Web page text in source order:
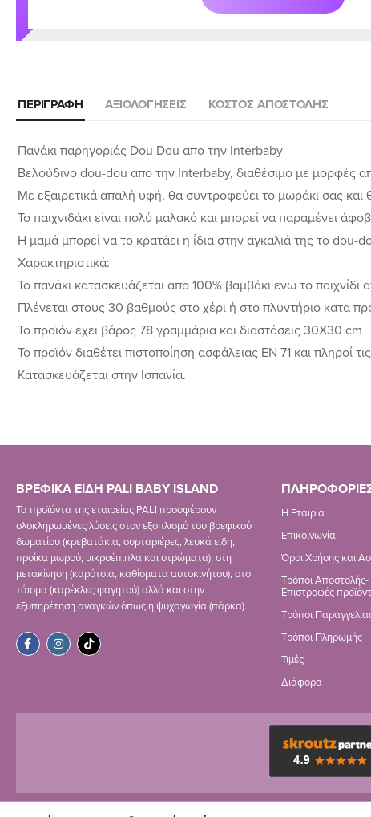
ΠΕΡΙΓΡΑΦΉ ΑΞΙΟΛΟΓΉΣΕΙΣ ΚΌΣΤΟΣ ΑΠΟΣΤΟΛΉΣ
Πανάκι παρηγοριάς Dou Dou απο την Interbaby
Βελούδινο dou-dou απο την Interbaby, διαθέσιμο με μορφές
Με εξαιρετικά απαλή υφή, θα συντροφεύει το μωράκι σας και
Το παιχνιδάκι είναι πολύ μαλακό και μπορεί να παραμένει
Η μαμά μπορεί να το κρατάει η ίδια στην αγκαλιά της το
Χαρακτηριστικά:
Το πανάκι κατασκευάζεται απο 100% βαμβάκι ενώ το παιχνίδι
Πλένεται στους 30 βαθμούς στο χέρι ή στο πλυντήριο κατα
Το προϊόν έχει βάρος 78 γραμμάρια και διαστάσεις 30X30 cm
Το προϊόν διαθέτει πιστοποίηση ασφάλειας EN 71 και πληροί
Κατασκευάζεται στην Ισπανία.
ΒΡΕΦΙΚΑ ΕΙΔΗ PALI BABY ISLAND
Τα προϊόντα της εταιρείας PALI προσφέρουν
ολοκληρωμένες λύσεις στον εξοπλισμό του βρεφικού
δωματίου (κρεβατάκια, συρταριέρες, λευκά είδη,
προίκα μωρού, μικροέπιπλα και στρώματα), στη
μετακίνηση (καρότσια, καθίσματα αυτοκινήτου), στο
τάισμα (καρέκλες φαγητού) αλλά και στην
εξυπηρέτηση αναγκών όπως η ψυχαγωγία (πάρκα).
Η Εταιρία
Επικοινωνία
Όροι Χρήσης και
Τρόποι
Επιστροφές
Τρόποι
Τρόποι Πληρωμής
Τιμές
Διάφορα